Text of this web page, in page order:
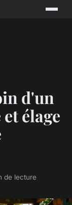
d'un
élage
de lecture